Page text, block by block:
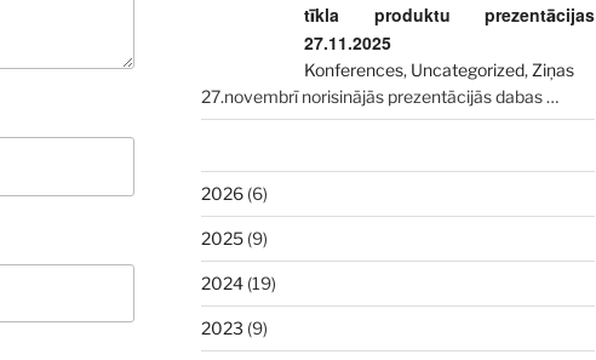
tīkla produktu prezentācijas
27.11.2025
Konferences, Uncategorized, Ziņas
27.novembrī norisinājās prezentācijās dabas…
2026(6)
2025(9)
2024(19)
2023 (9)